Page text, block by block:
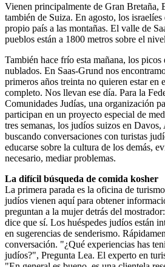
Vienen principalmente de Gran Bretaña,
también de Suiza. En agosto, los israelíes
propio país a las montañas. El valle de
pueblos están a 1800 metros sobre el
También hace frío esta mañana, los picos
nublados. En Saas-Grund nos
primeros años treinta no quieren estar en
completo. Nos llevan ese día. Para la
Comunidades Judías, una organización
participan en un proyecto especial de
tres semanas, los judíos suizos en
buscando conversaciones con turistas
educarse sobre la cultura de los demás,
necesario, mediar problemas.
La difícil búsqueda de comida kosher
La primera parada es la oficina de
judíos vienen aquí para obtener
preguntan a la mujer detrás del
dice que sí. Los huéspedes judíos están
en sugerencias de senderismo.
conversación. "¿Qué experiencias has
judíos?", Pregunta Lea. El experto en